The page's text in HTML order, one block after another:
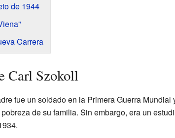
de 1944
Carrera
Carl Szokoll
fue un soldado en la Primera Guerra
de su familia. Sin embargo, era un